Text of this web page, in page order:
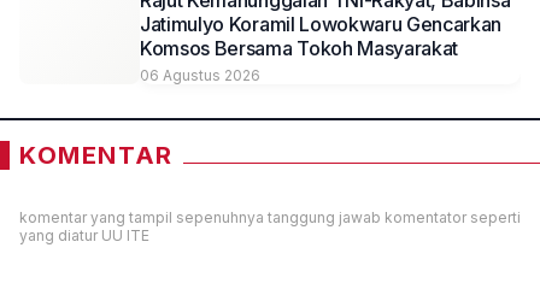
Jatimulyo Koramil Lowokwaru Gencarkan
Komsos Bersama Tokoh Masyarakat
06 Agustus 2026
KOMENTAR
komentar yang tampil sepenuhnya tanggung jawab komentator seperti
yang diatur UU ITE